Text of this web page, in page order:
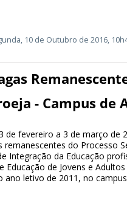
10 de Outubro de 2016,
- Campus de
de fevereiro a 3 de março de
remanescentes do Processo
Integração da Educação
Educação de Jovens e Adultos
letivo de 2011, no